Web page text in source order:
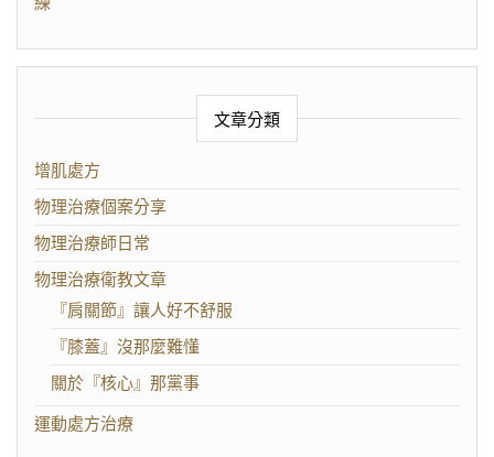
文章分類
增肌處方
物理治療個案分享
物理治療師日常
物理治療衛教文章
『肩關節』讓人好不舒服
『膝蓋』沒那麼難懂
關於『核心』那黨事
運動處方治療